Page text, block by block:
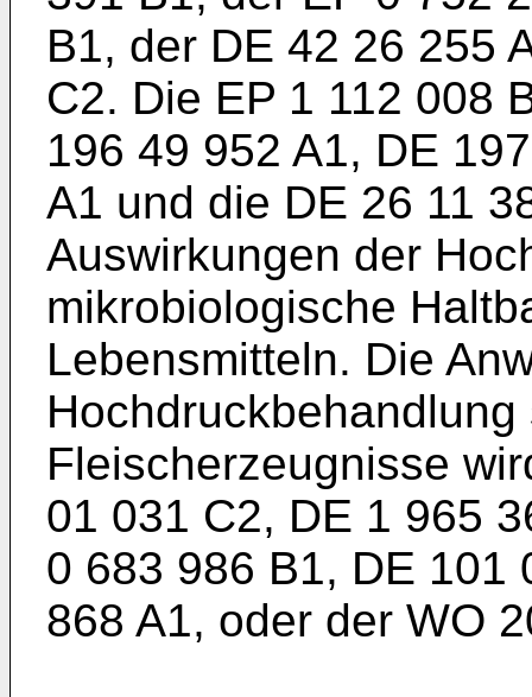
B1, der DE 42 26 255
C2. Die EP 1 112 008
196 49 952 A1, DE
A1 und die DE 26 11
Auswirkungen der
mikrobiologische
Lebensmitteln. Die
Fleischerzeugnisse
01 031 C2, DE 1 965
0 683 986 B1, DE 101
868 A1, oder der WO